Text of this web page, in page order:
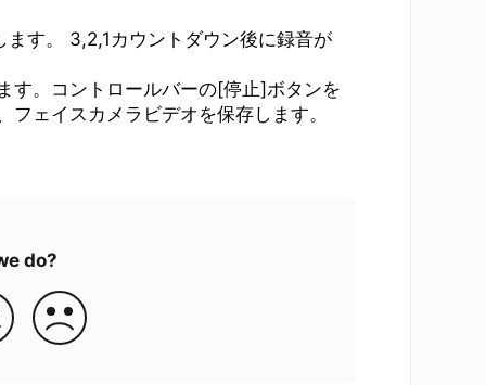
す。 3,2,1カウントダウン後に録音が
す。コントロールバーの[停止]ボタンを
ェイスカメラビデオを保存します。
do?